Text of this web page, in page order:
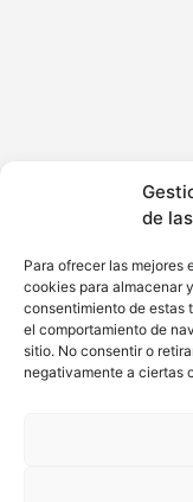
de
Para ofrecer las mejores
cookies para almacenar
consentimiento de estas
el comportamiento de
sitio. No consentir o
negativamente a ciertas